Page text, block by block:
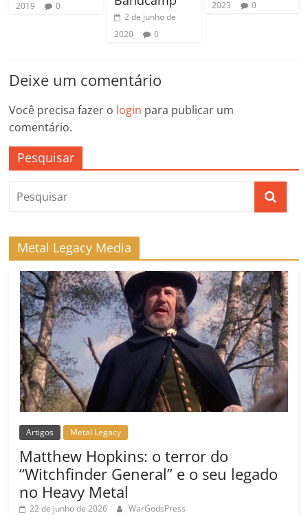
2019 0
2 de junho de
2020
0
2023 0
Deixe um comentário
Você precisa fazer o login para publicar um
comentário.
Pesquisar
Metal Legacy Media
Artigos Metal Legacy
Matthew Hopkins: o terror do
“Witchfinder General” e o seu legado
no Heavy Metal
22 de junho de 2026 WarGodsPress